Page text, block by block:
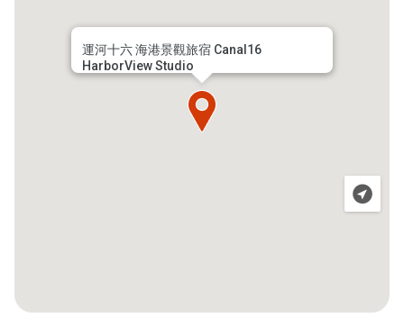
運河十六 海港景觀旅宿 Canal16
HarborView Studio